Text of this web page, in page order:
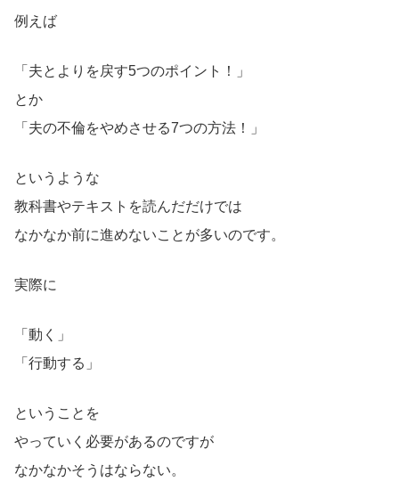
例えば
「夫とよりを戻す5つのポイント！」
とか
「夫の不倫をやめさせる7つの方法！」
というような
教科書やテキストを読んだだけでは
なかなか前に進めないことが多いのです。
実際に
「動く」
「行動する」
ということを
やっていく必要があるのですが
なかなかそうはならない。